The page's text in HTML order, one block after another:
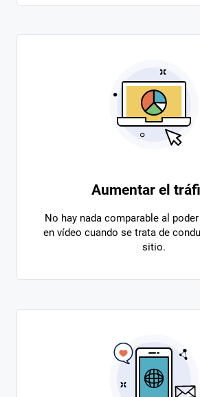
Aumentar el
No hay nada comparable al
en vídeo cuando se trata de
sitio.